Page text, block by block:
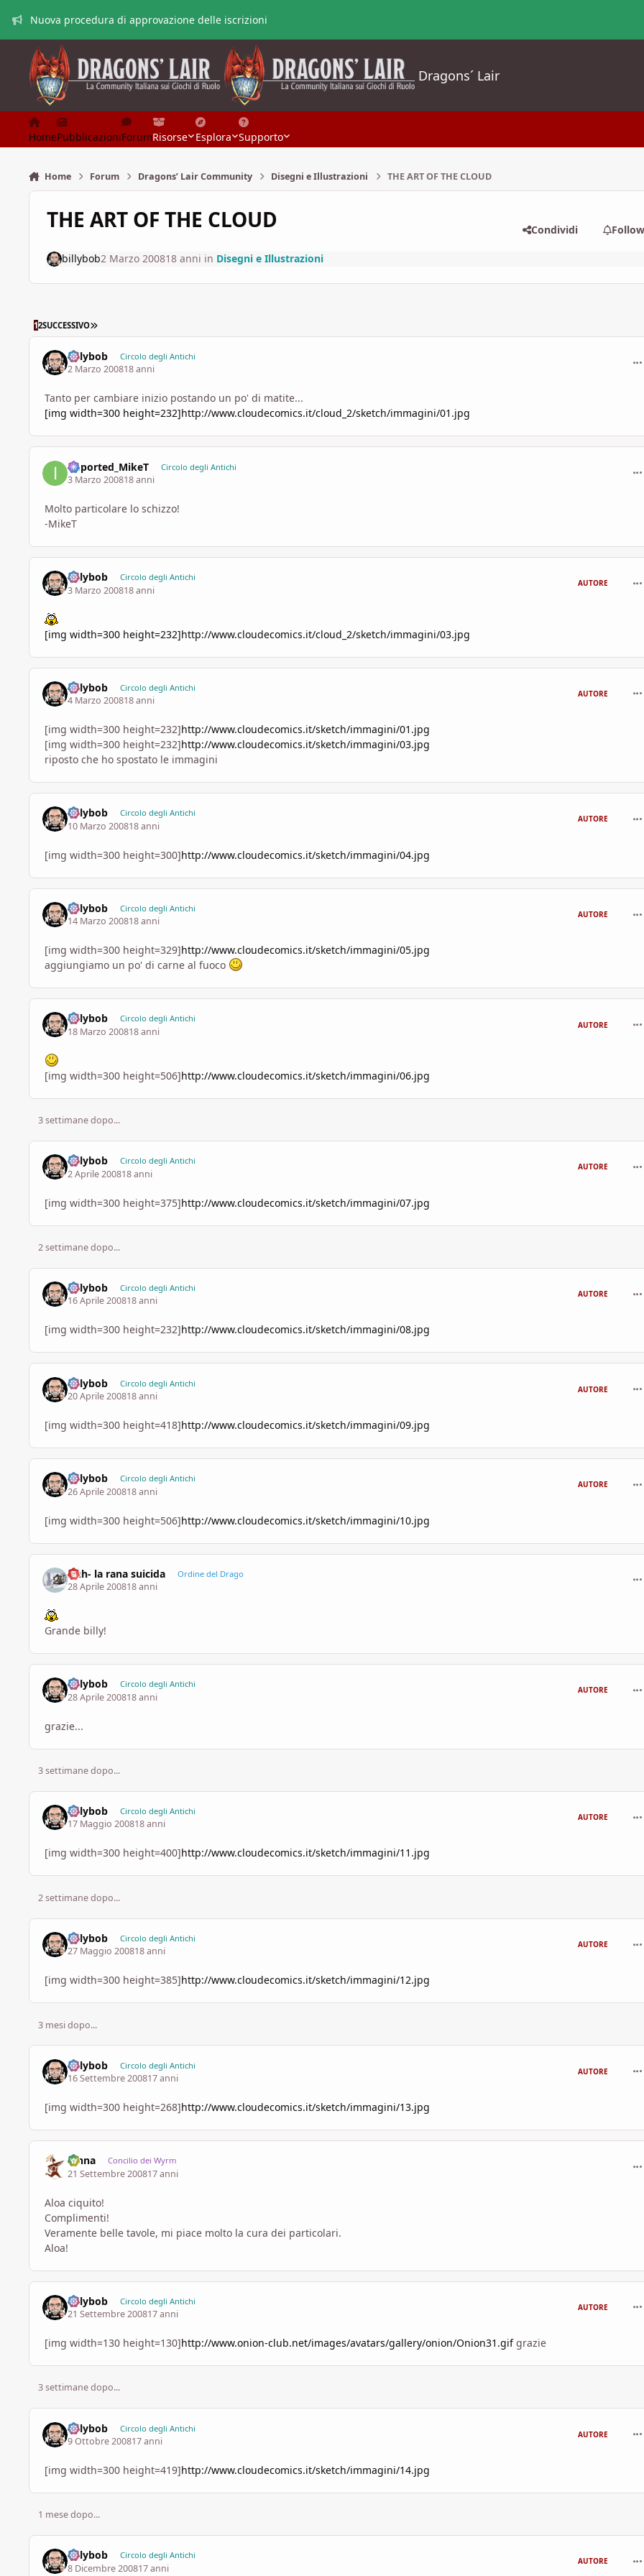
Nuova procedura di approvazione delle iscrizioni
Dragons´ Lair
HomePubblicazioniForumRisorse Esplora Supporto
Home Forum Dragons’ Lair Community Disegni e Illustrazioni THE ART OF THE CLOUD
THE ART OF THE CLOUD Condividi
billybob2 Marzo 200818 anni in Disegni e Illustrazioni
12SUCCESSIVO ULTIMA PAGINA
billybob Circolo degli Antichi
2 Marzo 200818 anni
Tanto per cambiare inizio postando un po' di matite...
[img width=300 height=232]http://www.cloudecomics.it/cloud_2/sketch/immagini/01.jpg
imported_MikeT Circolo degli Antichi
3 Marzo 200818 anni
Molto particolare lo schizzo!
-MikeT
billybob Circolo degli Antichi
3 Marzo 200818 anni
AUTORE
[img width=300 height=232]http://www.cloudecomics.it/cloud_2/sketch/immagini/03.jpg
billybob Circolo degli Antichi
4 Marzo 200818 anni
AUTORE
[img width=300 height=232]http://www.cloudecomics.it/sketch/immagini/01.jpg
[img width=300 height=232]http://www.cloudecomics.it/sketch/immagini/03.jpg
riposto che ho spostato le immagini
billybob Circolo degli Antichi
10 Marzo 200818 anni
AUTORE
[img width=300 height=300]http://www.cloudecomics.it/sketch/immagini/04.jpg
billybob Circolo degli Antichi
14 Marzo 200818 anni
AUTORE
[img width=300 height=329]http://www.cloudecomics.it/sketch/immagini/05.jpg
aggiungiamo un po' di carne al fuoco
billybob Circolo degli Antichi
18 Marzo 200818 anni
AUTORE
[img width=300 height=506]http://www.cloudecomics.it/sketch/immagini/06.jpg
3 settimane dopo...
billybob Circolo degli Antichi
2 Aprile 200818 anni
AUTORE
[img width=300 height=375]http://www.cloudecomics.it/sketch/immagini/07.jpg
2 settimane dopo...
billybob Circolo degli Antichi
16 Aprile 200818 anni
AUTORE
[img width=300 height=232]http://www.cloudecomics.it/sketch/immagini/08.jpg
billybob Circolo degli Antichi
20 Aprile 200818 anni
AUTORE
[img width=300 height=418]http://www.cloudecomics.it/sketch/immagini/09.jpg
billybob Circolo degli Antichi
26 Aprile 200818 anni
AUTORE
[img width=300 height=506]http://www.cloudecomics.it/sketch/immagini/10.jpg
Anh- la rana suicida Ordine del Drago
28 Aprile 200818 anni
Grande billy!
billybob Circolo degli Antichi
28 Aprile 200818 anni
AUTORE
grazie...
3 settimane dopo...
billybob Circolo degli Antichi
17 Maggio 200818 anni
AUTORE
[img width=300 height=400]http://www.cloudecomics.it/sketch/immagini/11.jpg
2 settimane dopo...
billybob Circolo degli Antichi
27 Maggio 200818 anni
AUTORE
[img width=300 height=385]http://www.cloudecomics.it/sketch/immagini/12.jpg
3 mesi dopo...
billybob Circolo degli Antichi
16 Settembre 200817 anni
AUTORE
[img width=300 height=268]http://www.cloudecomics.it/sketch/immagini/13.jpg
fenna Concilio dei Wyrm
21 Settembre 200817 anni
Aloa ciquito!
Complimenti!
Veramente belle tavole, mi piace molto la cura dei particolari.
Aloa!
billybob Circolo degli Antichi
21 Settembre 200817 anni
AUTORE
[img width=130 height=130]http://www.onion-club.net/images/avatars/gallery/onion/Onion31.gifgrazie
3 settimane dopo...
billybob Circolo degli Antichi
9 Ottobre 200817 anni
AUTORE
[img width=300 height=419]http://www.cloudecomics.it/sketch/immagini/14.jpg
1 mese dopo...
billybob Circolo degli Antichi
8 Dicembre 200817 anni
AUTORE